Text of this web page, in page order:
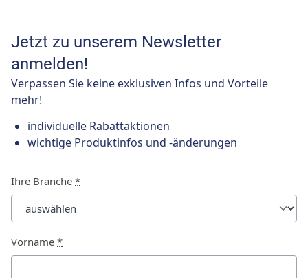
Jetzt zu unserem Newsletter
anmelden!
Verpassen Sie keine exklusiven Infos und Vorteile
mehr!
individuelle Rabattaktionen
wichtige Produktinfos und -änderungen
Ihre Branche *
Vorname *